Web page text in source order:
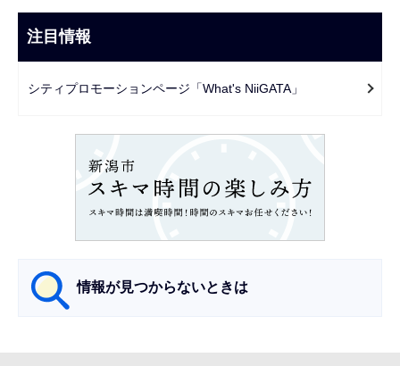
こ
ま
で
ビ
ー
注目情報
シティプロモーションページ「What's NiiGATA」
情報が見つからないときは